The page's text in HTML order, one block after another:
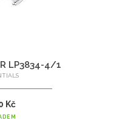
LP3834-4/1
Kč